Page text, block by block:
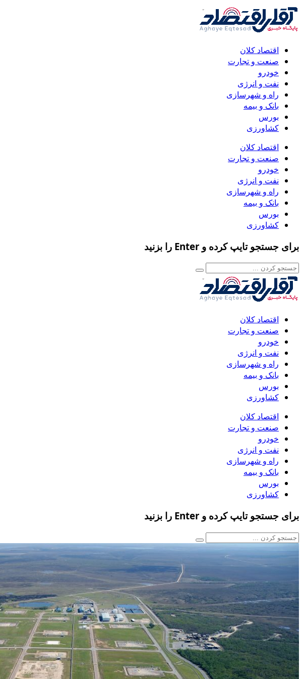
اقتصاد کلان
صنعت و تجارت
خودرو
نفت و انرژی
راه و شهرسازی
بانک و بیمه
بورس
کشاورزی
اقتصاد کلان
صنعت و تجارت
خودرو
نفت و انرژی
راه و شهرسازی
بانک و بیمه
بورس
کشاورزی
برای جستجو تایپ کرده و Enter را بزنید
اقتصاد کلان
صنعت و تجارت
خودرو
نفت و انرژی
راه و شهرسازی
بانک و بیمه
بورس
کشاورزی
اقتصاد کلان
صنعت و تجارت
خودرو
نفت و انرژی
راه و شهرسازی
بانک و بیمه
بورس
کشاورزی
برای جستجو تایپ کرده و Enter را بزنید